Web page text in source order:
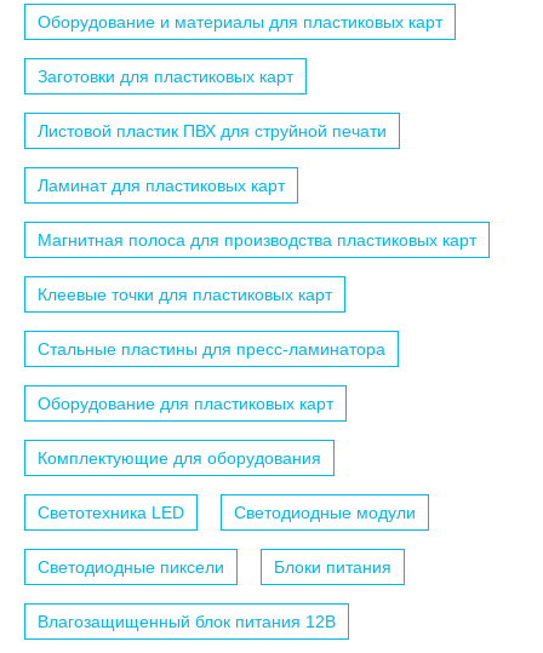
Оборудование и материалы для пластиковых карт
Заготовки для пластиковых карт
Листовой пластик ПВХ для струйной печати
Ламинат для пластиковых карт
Магнитная полоса для производства пластиковых карт
Клеевые точки для пластиковых карт
Стальные пластины для пресс-ламинатора
Оборудование для пластиковых карт
Комплектующие для оборудования
Светотехника LED Светодиодные модули
Светодиодные пиксели Блоки питания
Влагозащищенный блок питания 12B